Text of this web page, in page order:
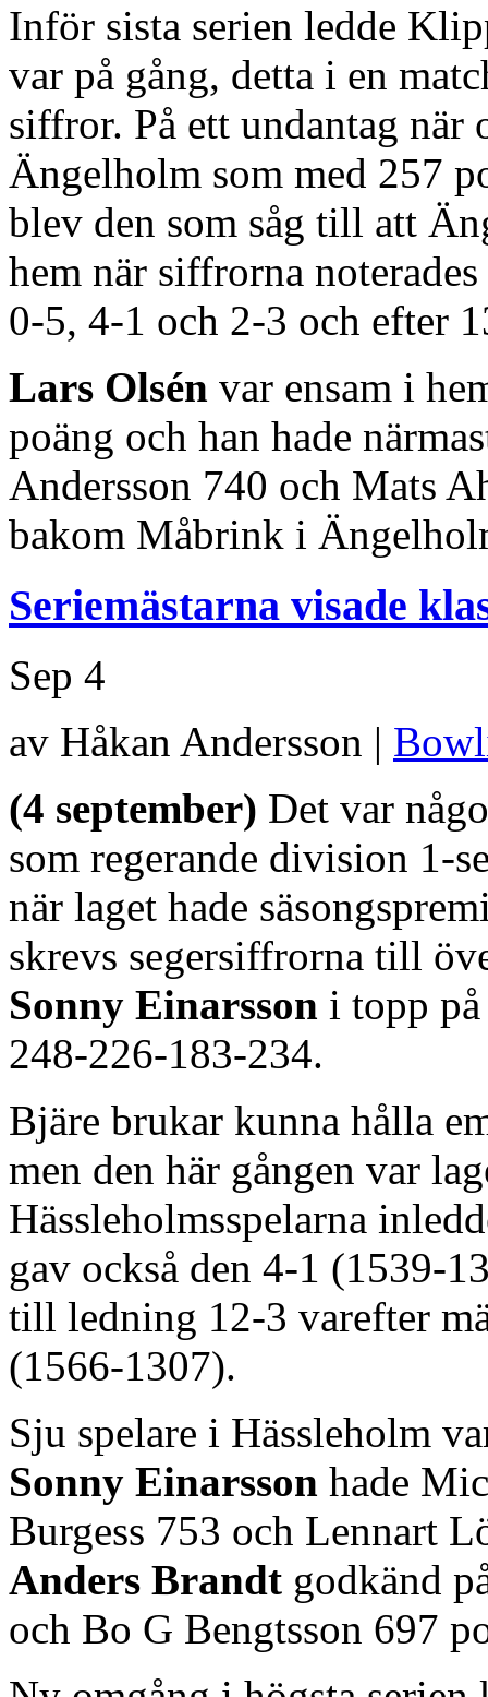
Inför sista serien ledde
var på gång, detta i en
siffror. På ett undantag när
Ängelholm som med 257
blev den som såg till att
hem när siffrorna
0-5, 4-1 och 2-3 och efter
Lars Olsén var ensam i
poäng och han hade
Andersson 740 och Mats
bakom Måbrink i
Seriemästarna visade
Sep 4
av Håkan Andersson |
(4 september) Det var
som regerande division 1-
när laget hade
skrevs segersiffrorna till
Sonny Einarsson i topp
248-226-183-234.
Bjäre brukar kunna hålla
men den här gången var
Hässleholmsspelarna
gav också den 4-1 (1539-
till ledning 12-3 varefter
(1566-1307).
Sju spelare i Hässleholm
Sonny Einarsson hade
Burgess 753 och Lennart
Anders Brandt godkänd
och Bo G Bengtsson 697